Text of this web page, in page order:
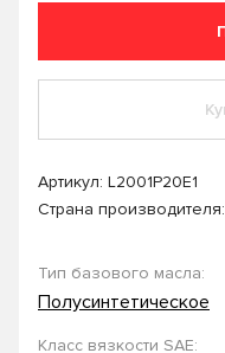
Артикул: L2001P20E1
Страна
Тип базового масла:
Полусинтетическое
Класс вязкости SAE: